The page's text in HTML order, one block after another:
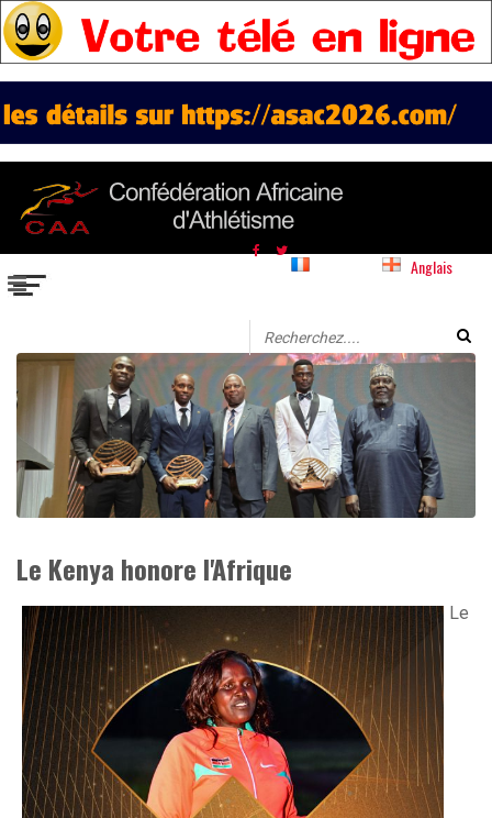
Anglais
Le Kenya honore l'Afrique
Le